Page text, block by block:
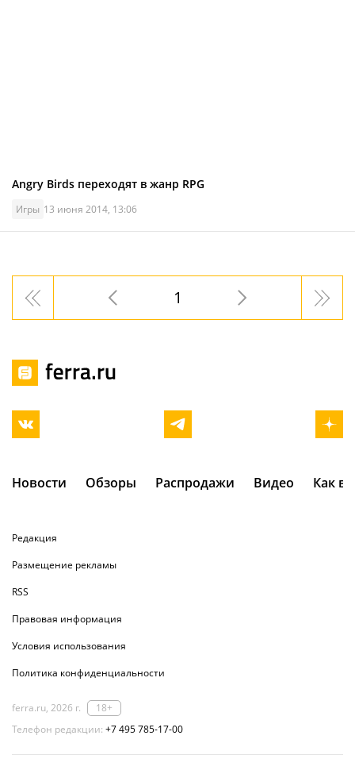
Angry Birds переходят в жанр RPG
Игры 13 июня 2014, 13:06
1
Новости Обзоры Распродажи Видео Как
Редакция
Размещение рекламы
RSS
Правовая информация
Условия использования
Политика конфиденциальности
ferra.ru, 2026 г.
18+
Телефон редакции: +7 495 785-17-00